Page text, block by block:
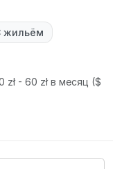
жильём
zł - 60 zł в месяц ($